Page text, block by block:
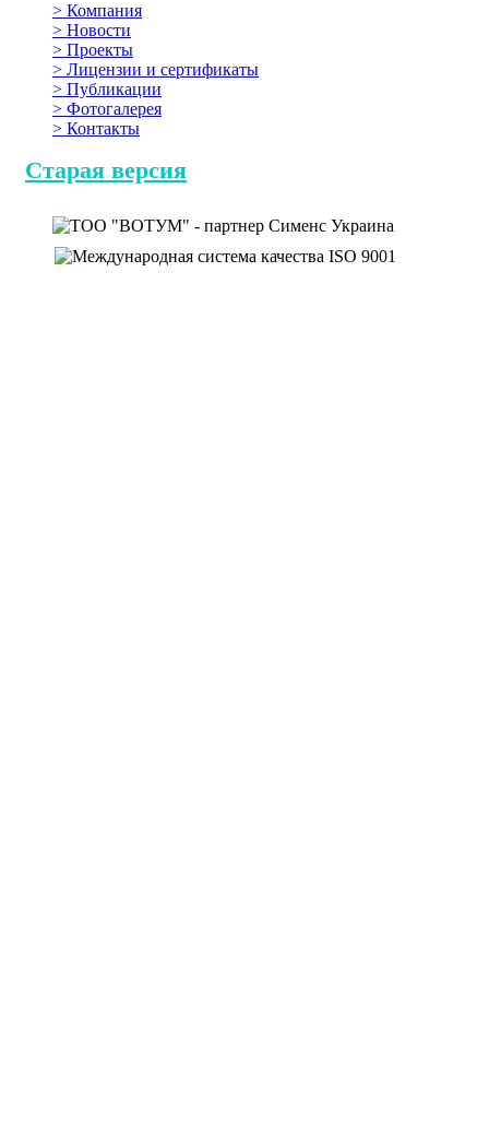
> Компания
> Новости
> Проекты
> Лицензии и сертификаты
> Публикации
> Фотогалерея
> Контакты
Старая версия